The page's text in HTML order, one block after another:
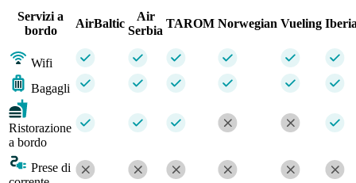
Servizi a
bordo
AirBaltic
Air
Serbia
TAROM Norwegian Vueling
Wifi
Bagagli
Ristorazione
a bordo
Prese di